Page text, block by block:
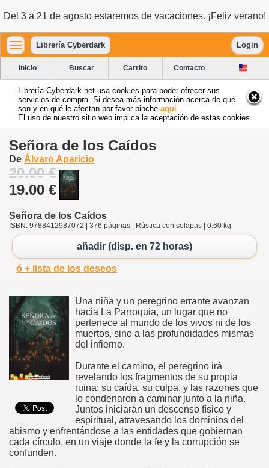
Del 3 a 21 de agosto estaremos de vacaciones. ¡Feliz verano!
Librería Cyberdark Login
Inicio Buscar Carrito Contacto
Librería Cyberdark.net usa cookies para poder ofrecer sus
servicios de compra. Si desea más información acerca de qué
son y en qué le afectan por favor pinche aquí
El uso de nuestro sitio web implica la aceptación de estas cookies.
Señora de los Caídos
De Álvaro Aparicio
20.00 €
19.00 €
Señora de los Caídos
ISBN: 9788412987072 | 376 páginas | Rústica con solapas | 0.60 kg
añadir (disp. en 72 horas)
ó + lista de los deseos
Una niña y un peregrino errante avanzan
hacia La Parroquia, un lugar que no
pertenece al mundo de los vivos ni de los
muertos, sino a las profundidades mismas
del infierno.
Durante el camino, el peregrino irá
revelando los fragmentos de su propia
ruina: su caída, su culpa, y las razones que
lo condenaron a caminar junto a la niña.
Juntos iniciarán un descenso físico y
espiritual, atravesando los dominios del
abismo y enfrentándose a las entidades que gobiernan
cada círculo, en un viaje donde la fe y la corrupción se
confunden.